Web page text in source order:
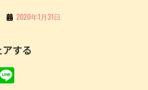
By
る
2020年1月31日
する